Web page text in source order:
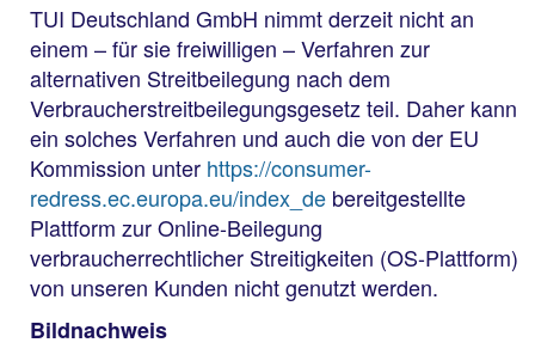
TUI Deutschland GmbH nimmt derzeit nicht an
einem – für sie freiwilligen – Verfahren zur
alternativen Streitbeilegung nach dem
Verbraucherstreitbeilegungsgesetz teil. Daher kann
ein solches Verfahren und auch die von der EU
Kommission unter https://consumer-
redress.ec.europa.eu/index_de bereitgestellte
Plattform zur Online-Beilegung
verbraucherrechtlicher Streitigkeiten (OS-Plattform)
von unseren Kunden nicht genutzt werden.
Bildnachweis